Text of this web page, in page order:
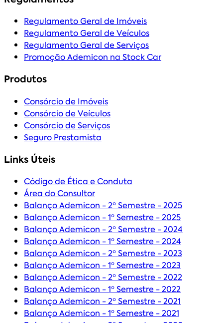
Regulamento Geral de Imóveis
Regulamento Geral de Veículos
Regulamento Geral de Serviços
Promoção Ademicon na Stock Car
Produtos
Consórcio de Imóveis
Consórcio de Veículos
Consórcio de Serviços
Seguro Prestamista
Links Úteis
Código de Ética e Conduta
Área do Consultor
Balanço Ademicon - 2º Semestre - 2025
Balanço Ademicon - 1º Semestre - 2025
Balanço Ademicon - 2º Semestre - 2024
Balanço Ademicon - 1º Semestre - 2024
Balanço Ademicon - 2º Semestre - 2023
Balanço Ademicon - 1º Semestre - 2023
Balanço Ademicon - 2º Semestre - 2022
Balanço Ademicon - 1º Semestre - 2022
Balanço Ademicon - 2º Semestre - 2021
Balanço Ademicon - 1º Semestre - 2021